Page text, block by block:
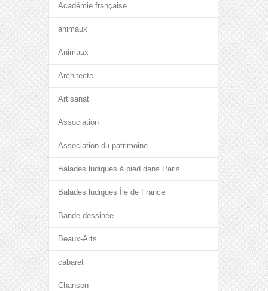
Académie française
animaux
Animaux
Architecte
Artisanat
Association
Association du patrimoine
Balades ludiques à pied dans Paris
Balades ludiques Île de France
Bande dessinée
Beaux-Arts
cabaret
Chanson